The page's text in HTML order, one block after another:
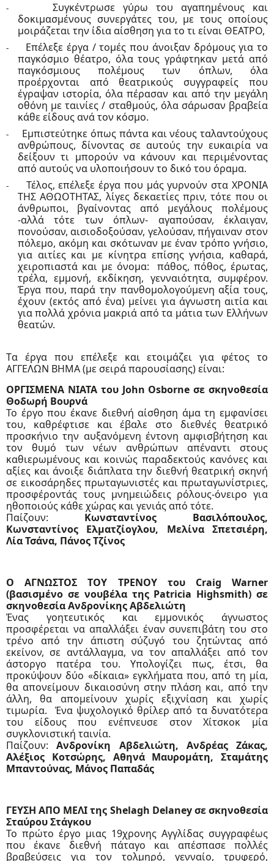
-
Συγκέντρωσε γύρω του αγαπημένους και
δοκιμασμένους συνεργάτες του, με τους οποίους
μοιράζεται την ίδια αίσθηση για το τι είναι ΘΕΑΤΡΟ,
-
Επέλεξε έργα / τομές που άνοιξαν δρόμους για το
παγκόσμιο θέατρο, όλα τους γράφτηκαν μετά από
παγκόσμιους πολέμους των όπλων, όλα
προέρχονται από θεατρικούς συγγραφείς που
έγραψαν ιστορία, όλα πέρασαν και από την μεγάλη
οθόνη με ταινίες / σταθμούς, όλα σάρωσαν βραβεία
κάθε είδους ανά τον κόσμο.
-
Εμπιστεύτηκε όπως πάντα και νέους ταλαντούχους
ανθρώπους, δίνοντας σε αυτούς την ευκαιρία να
δείξουν τι μπορούν να κάνουν και περιμένοντας
από αυτούς να υλοποιήσουν το δικό του όραμα.
-
Τέλος, επέλεξε έργα που μάς γυρνούν στα ΧΡΟΝΙΑ
ΤΗΣ ΑΘΩΟΤΗΤΑΣ, λίγες δεκαετίες πριν, τότε που οι
άνθρωποι, βγαίνοντας από μεγάλους πολέμους
-αλλά τότε των όπλων- αγαπούσαν, έκλαιγαν,
πονούσαν, αισιοδοξούσαν, γελούσαν, πήγαιναν στον
πόλεμο, ακόμη και σκότωναν με έναν τρόπο γνήσιο,
για αιτίες και με κίνητρα επίσης γνήσια, καθαρά,
χειροπιαστά και με όνομα:
πάθος, πόθος, έρωτας,
τρέλα, εμμονή, εκδίκηση, γενναιότητα, συμφέρον.
Έργα που, παρά την πανθομολογούμενη αξία τους,
έχουν (εκτός από ένα) μείνει για άγνωστη αιτία και
για πολλά χρόνια μακριά από τα μάτια των Ελλήνων
θεατών.
Tα έργα που επέλεξε και ετοιμάζει για φέτος το
ΑΓΓΕΛΩΝ ΒΗΜΑ (με σειρά παρουσίασης) είναι:
ΟΡΓΙΣΜΕΝΑ ΝΙΑΤΑ του John Osborne σε σκηνοθεσία
Θοδωρή Βουρνά
Το έργο που έκανε διεθνή αίσθηση άμα τη εμφανίσει
του, καθρέφτισε και έβαλε στο διεθνές θεατρικό
προσκήνιο την αυξανόμενη έντονη αμφισβήτηση και
τον θυμό των νέων ανθρώπων απέναντι στους
καθιερωμένους και κοινώς παραδεκτούς κανόνες και
αξίες και άνοιξε διάπλατα την διεθνή θεατρική σκηνή
σε εικοσάρηδες πρωταγωνιστές και πρωταγωνίστριες,
προσφέροντάς τους μνημειώδεις ρόλους-όνειρο για
ηθοποιούς κάθε χώρας και γενιάς από τότε.
Παίζουν: Κωνσταντίνος Βασιλόπουλος,
Κωνσταντίνος Ελματζίογλου, Μελίνα Σπετσιέρη,
Λία Τσάνα, Πάνος Τζίνος
Ο ΑΓΝΩΣΤΟΣ ΤΟΥ ΤΡΕΝΟΥ του Craig Warner
(βασισμένο σε νουβέλα της Patricia Highsmith) σε
σκηνοθεσία Ανδρονίκης Αβδελιώτη
Ένας γοητευτικός και εμμονικός άγνωστος
προσφέρεται να απαλλάξει έναν συνεπιβάτη του στο
τρένο από την άπιστη σύζυγό του ζητώντας από
εκείνον, σε αντάλλαγμα, να τον απαλλάξει από τον
άστοργο πατέρα του. Υπολογίζει πως, έτσι, θα
προκύψουν δύο «δίκαια» εγκλήματα που, από τη μία,
θα απονείμουν δικαιοσύνη στην πλάση και, από την
άλλη, θα απομείνουν χωρίς εξιχνίαση και χωρίς
τιμωρία.
Ένα ψυχολογικό θρίλερ από τα δυνατότερα
του είδους που ενέπνευσε στον Χίτσκοκ μία
συγκλονιστική ταινία.
Παίζουν:Ανδρονίκη Αβδελιώτη, Ανδρέας Ζάκας,
Αλέξιος Κοτσώρης, Αθηνά Μαυρομάτη, Σταμάτης
Μπαντούνας, Μάνος Παπαδάς
ΓΕΥΣΗ ΑΠΟ ΜΕΛΙ της Shelagh Delaney σε σκηνοθεσία
Σταύρου Στάγκου
Το πρώτο έργο μιας 19χρονης Αγγλίδας συγγραφέως
που έκανε διεθνή πάταγο και απέσπασε πολλές
βραβεύσεις για τον τολμηρό, γενναίο, τρυφερό,